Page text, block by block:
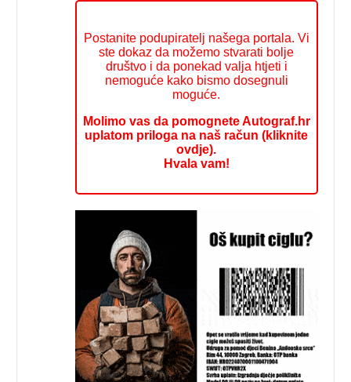
Postanite podupiratelj našega portala. Vi
ste dokaz da možemo stvarati bolje
društvo i da ponekad valja htjeti i
nemoguće kako bismo dosegnuli
moguće.
Molimo vas da pomognete Autograf.hr
uplatom priloga na naš račun (kliknite
ovdje).
Hvala vam!